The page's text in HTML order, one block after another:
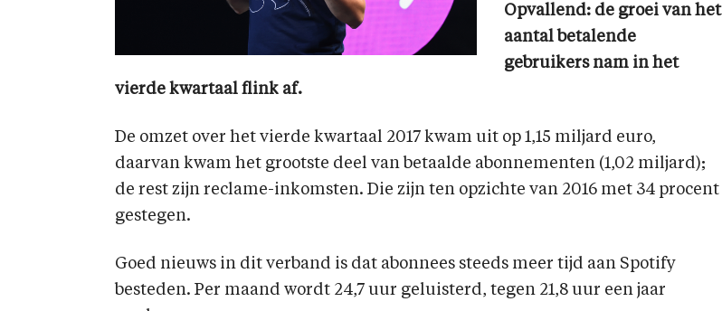
Opvallend: de groei van het
aantal betalende
gebruikers nam in het
vierde kwartaal flink af.
De omzet over het vierde kwartaal 2017 kwam uit op 1,15 miljard euro,
daarvan kwam het grootste deel van betaalde abonnementen (1,02 miljard);
de rest zijn reclame-inkomsten. Die zijn ten opzichte van 2016 met 34 procent
gestegen.
Goed nieuws in dit verband is dat abonnees steeds meer tijd aan Spotify
besteden. Per maand wordt 24,7 uur geluisterd, tegen 21,8 uur een jaar